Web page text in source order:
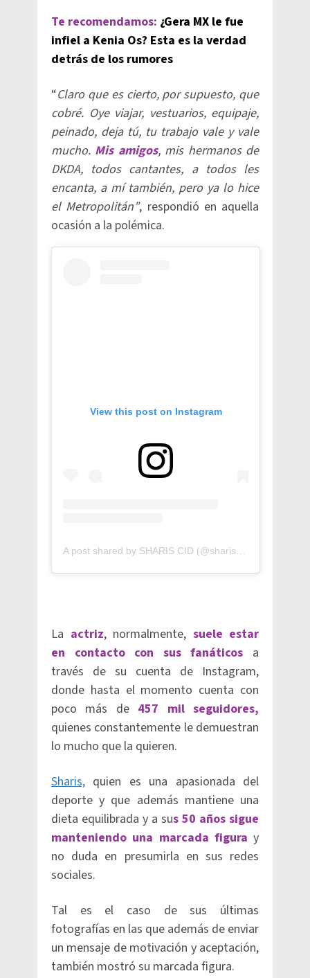
Te recomendamos: ¿Gera MX le fue
infiel a Kenia Os? Esta es la verdad
detrás de los rumores
“Claro que es cierto, por supuesto, que
cobré. Oye viajar, vestuarios, equipaje,
peinado, deja tú, tu trabajo vale y vale
mucho. Mis amigos, mis hermanos de
DKDA, todos cantantes, a todos les
encanta, a mí también, pero ya lo hice
el Metropolitán”, respondió en aquella
ocasión a la polémica.
View this post on Instagram
A post shared by SHARIS CID (@shariscid)
La actriz, normalmente, suele estar
en contacto con sus fanáticos a
través de su cuenta de Instagram,
donde hasta el momento cuenta con
poco más de457 mil seguidores,
quienes constantemente le demuestran
lo mucho que la quieren.
Sharis, quien es una apasionada del
deporte y que además mantiene una
dieta equilibrada y a sus 50 años sigue
manteniendo una marcada figura y
no duda en presumirla en sus redes
sociales.
Tal es el caso de sus últimas
fotografías en las que además de enviar
un mensaje de motivación y aceptación,
también mostró su marcada figura.